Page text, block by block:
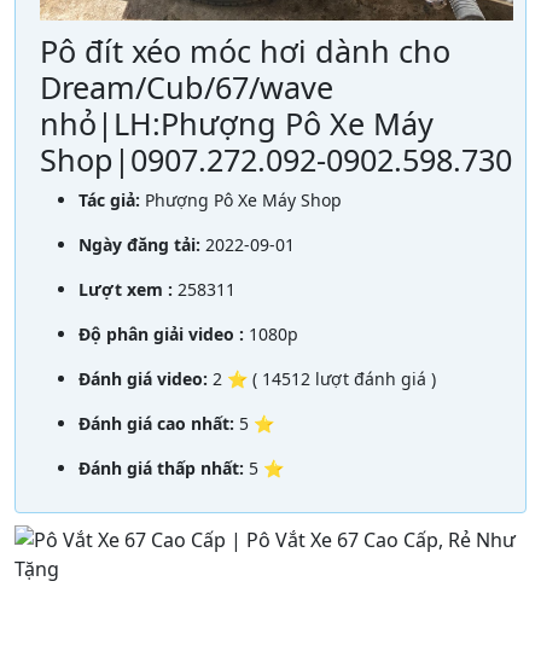
Pô đít xéo móc hơi dành cho
Dream/Cub/67/wave
nhỏ|LH:Phượng Pô Xe Máy
Shop|0907.272.092-0902.598.730
Tác giả: Phượng Pô Xe Máy Shop
Ngày đăng tải: 2022-09-01
Lượt xem : 258311
Độ phân giải video : 1080p
Đánh giá video: 2 ⭐ ( 14512 lượt đánh giá )
Đánh giá cao nhất: 5 ⭐
Đánh giá thấp nhất: 5 ⭐